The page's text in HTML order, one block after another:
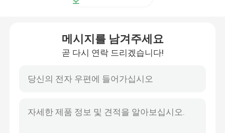
메시지를 남겨주세요
곧 다시 연락 드리겠습니다!